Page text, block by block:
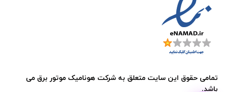
تمامی حقوق این سایت متعلق به شرکت هونامیک موتور برق می
باشد.